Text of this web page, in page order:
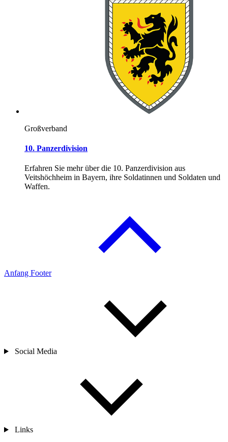
Großverband
10. Panzerdivision
Erfahren Sie mehr über die 10. Panzerdivision aus
Veitshöchheim in Bayern, ihre Soldatinnen und Soldaten und
Waffen.
Anfang Footer
Social Media
Links